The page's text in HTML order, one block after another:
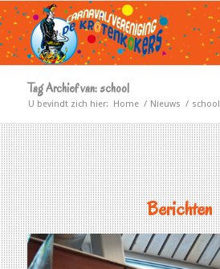
Tag Archief van: school
U bevindt zich hier: Home / Nieuws / school
Berichten